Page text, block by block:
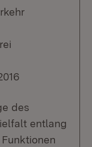
des
entlang